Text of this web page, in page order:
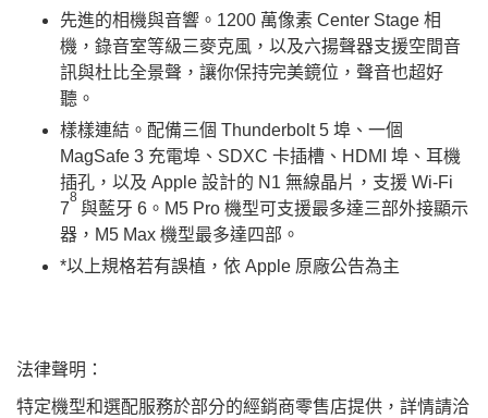
先進的相機與音響。1200 萬像素 Center Stage 相
機，錄音室等級三麥克風，以及六揚聲器支援空間音
訊與杜比全景聲，讓你保持完美鏡位，聲音也超好
聽。
樣樣連結。配備三個 Thunderbolt 5 埠、一個
MagSafe 3 充電埠、SDXC 卡插槽、HDMI 埠、耳機
插孔，以及 Apple 設計的 N1 無線晶片，支援 Wi-Fi
7
8
與藍牙 6。M5 Pro 機型可支援最多達三部外接顯示
器，M5 Max 機型最多達四部。
*以上規格若有誤植，依 Apple 原廠公告為主
法律聲明：
特定機型和選配服務於部分的經銷商零售店提供，詳情請洽